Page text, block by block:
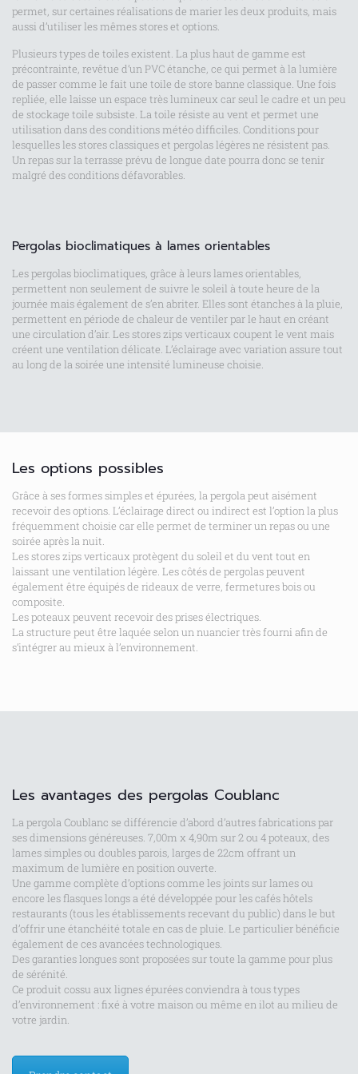
permet, sur certaines réalisations de marier les deux produits, mais
aussi d’utiliser les mêmes stores et options.
Plusieurs types de toiles existent. La plus haut de gamme est
précontrainte, revêtue d’un PVC étanche, ce qui permet à la lumière
de passer comme le fait une toile de store banne classique. Une fois
repliée, elle laisse un espace très lumineux car seul le cadre et un peu
de stockage toile subsiste. La toile résiste au vent et permet une
utilisation dans des conditions météo difficiles. Conditions pour
lesquelles les stores classiques et pergolas légères ne résistent pas.
Un repas sur la terrasse prévu de longue date pourra donc se tenir
malgré des conditions défavorables.
Pergolas bioclimatiques à lames orientables
Les pergolas bioclimatiques, grâce à leurs lames orientables,
permettent non seulement de suivre le soleil à toute heure de la
journée mais également de s’en abriter. Elles sont étanches à la pluie,
permettent en période de chaleur de ventiler par le haut en créant
une circulation d’air. Les stores zips verticaux coupent le vent mais
créent une ventilation délicate. L’éclairage avec variation assure tout
au long de la soirée une intensité lumineuse choisie.
Les options possibles
Grâce à ses formes simples et épurées, la pergola peut aisément
recevoir des options. L’éclairage direct ou indirect est l’option la plus
fréquemment choisie car elle permet de terminer un repas ou une
soirée après la nuit.
Les stores zips verticaux protègent du soleil et du vent tout en
laissant une ventilation légère. Les côtés de pergolas peuvent
également être équipés de rideaux de verre, fermetures bois ou
composite.
Les poteaux peuvent recevoir des prises électriques.
La structure peut être laquée selon un nuancier très fourni afin de
s’intégrer au mieux à l’environnement.
Les avantages des pergolas Coublanc
La pergola Coublanc se différencie d’abord d’autres fabrications par
ses dimensions généreuses. 7,00m x 4,90m sur 2 ou 4 poteaux, des
lames simples ou doubles parois, larges de 22cm offrant un
maximum de lumière en position ouverte.
Une gamme complète d’options comme les joints sur lames ou
encore les flasques longs a été développée pour les cafés hôtels
restaurants (tous les établissements recevant du public) dans le but
d’offrir une étanchéité totale en cas de pluie. Le particulier bénéficie
également de ces avancées technologiques.
Des garanties longues sont proposées sur toute la gamme pour plus
de sérénité.
Ce produit cossu aux lignes épurées conviendra à tous types
d’environnement : fixé à votre maison ou même en ilot au milieu de
votre jardin.